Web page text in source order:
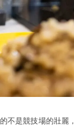
不是競技場的壯